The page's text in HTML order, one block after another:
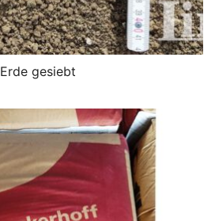
Erde gesiebt